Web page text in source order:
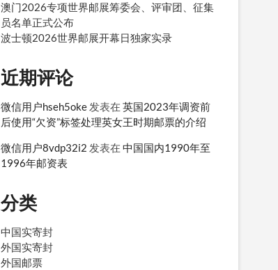
澳门2026专项世界邮展筹委会、评审团、征集
员名单正式公布
波士顿2026世界邮展开幕日独家实录
近期评论
微信用户hseh5oke 发表在 英国2023年调资前
后使用“欠资”标签处理英女王时期邮票的介绍
微信用户8vdp32i2 发表在 中国国内1990年至
1996年邮资表
分类
中国实寄封
外国实寄封
外国邮票